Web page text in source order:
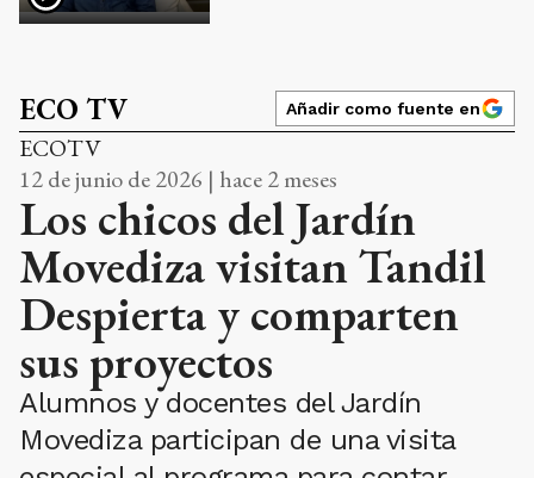
ECO TV Añadir como fuente en
ECOTV
12 de junio de 2026 | hace 2 meses
Los chicos del Jardín
Movediza visitan Tandil
Despierta y comparten
sus proyectos
Alumnos y docentes del Jardín
Movediza participan de una visita